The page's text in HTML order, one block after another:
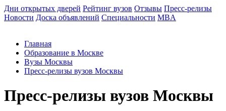
Дни открытых дверей Рейтинг вузов Отзывы Пресс-релизы
Новости Доска объявлений Специальности MBA
Главная
Образование в Москве
Вузы Москвы
Пресс-релизы вузов Москвы
Пресс-релизы вузов Москвы